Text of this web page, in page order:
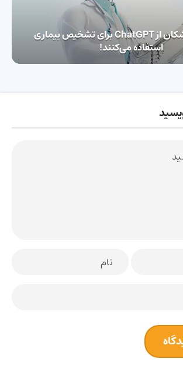
یک پنجم پزشکان از ChatGPT برای تشخیص بیماری
استفاده می‌کنند!